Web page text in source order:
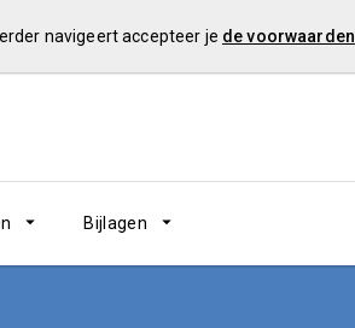
navigeert accepteer je de voorwaarden
Bijlagen